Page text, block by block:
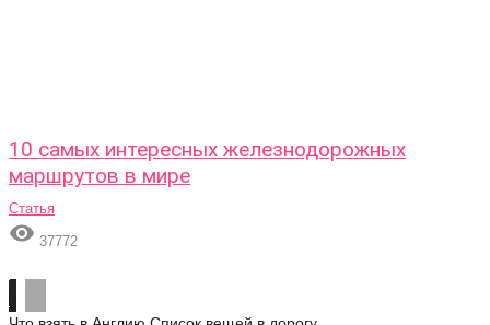
10 самых интересных железнодорожных
маршрутов в мире
Статья
 37772